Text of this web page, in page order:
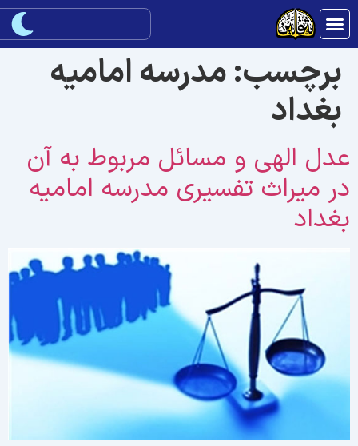
برچسب:مدرسه امامیه
بغداد
الهی و مسائل مربوط به آن
میراث تفسیری مدرسه امامیه